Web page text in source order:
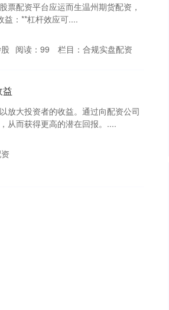
票配资平台应运而生温州期货配资，
益：**杠杆效应可....
阅读： 99 栏目： 合规实盘配资
益
放大投资者的收益。通过向配资公司
从而获得更高的潜在回报。....